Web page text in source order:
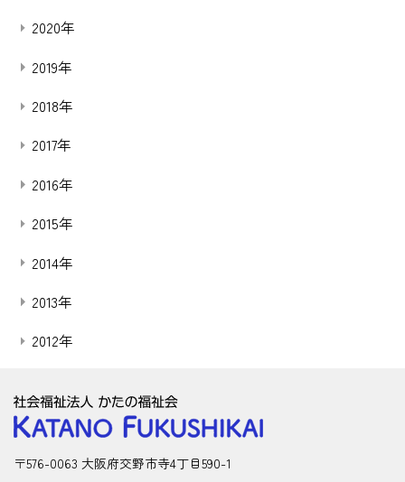
2020年
2019年
2018年
2017年
2016年
2015年
2014年
2013年
2012年
〒576-0063 大阪府交野市寺4丁目590-1